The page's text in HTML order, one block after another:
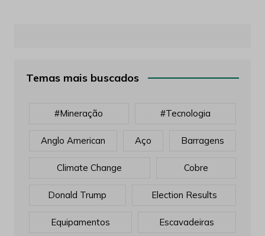
Temas mais buscados
#mineração #tecnologia
Anglo American Aço Barragens
Climate Change Cobre
Donald Trump Election Results
Equipamentos Escavadeiras